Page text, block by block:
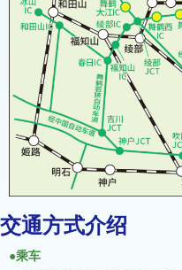
交通方式介绍
●乘车